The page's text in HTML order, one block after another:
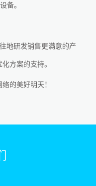
备。
地研发销售更满意的产
方案的支持。
的美好明天！